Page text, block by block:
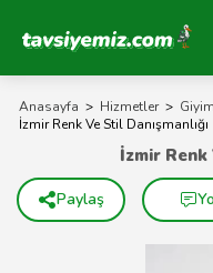
Tavsiyemiz Anasayfa
Anasayfa > Hizmetler >
İzmir Renk Ve Stil Danışmanlığı
İzmir Renk
Paylaş